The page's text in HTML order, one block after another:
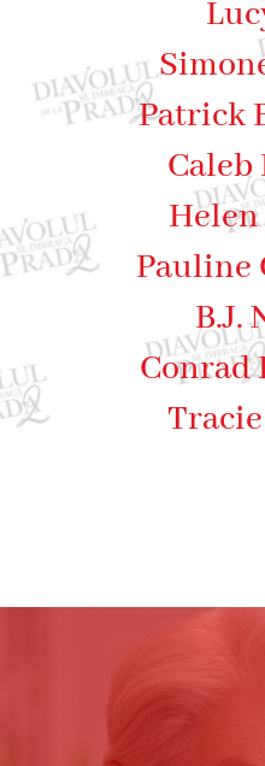
Patrick
Caleb
Helen
Pauline
B.J.
Conrad